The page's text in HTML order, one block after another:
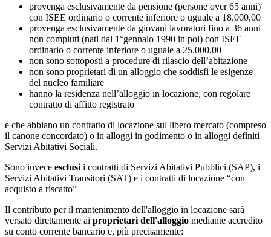
provenga esclusivamente da pensione (persone over 65 anni)
con ISEE ordinario o corrente inferiore o uguale a 18.000,00
provenga esclusivamente da giovani lavoratori fino a 36 anni
non compiuti (nati dal 1°gennaio 1990 in poi) con ISEE
ordinario o corrente inferiore o uguale a 25.000,00
non sono sottoposti a procedure di rilascio dell’abitazione
non sono proprietari di un alloggio che soddisfi le esigenze
del nucleo familiare
hanno la residenza nell’alloggio in locazione, con regolare
contratto di affitto registrato
e che abbiano un contratto di locazione sul libero mercato (compreso
il canone concordato) o in alloggi in godimento o in alloggi definiti
Servizi Abitativi Sociali.
Sono invece esclusi i contratti di Servizi Abitativi Pubblici (SAP), i
Servizi Abitativi Transitori (SAT) e i contratti di locazione “con
acquisto a riscatto”
Il contributo per il mantenimento dell'alloggio in locazione sarà
versato direttamente ai proprietari dell'alloggio mediante accredito
su conto corrente bancario e, più precisamente: